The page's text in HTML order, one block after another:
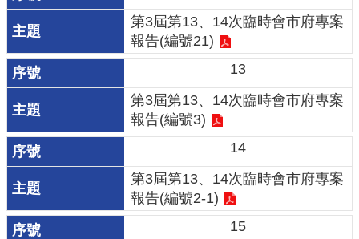
陳
情
回
頁
網
站
導
覽
第3屆第13、14次臨時會市府專案
報告(編號21)
13
第3屆第13、14次臨時會市府專案
報告(編號3)
14
第3屆第13、14次臨時會市府專案
報告(編號2-1)
15